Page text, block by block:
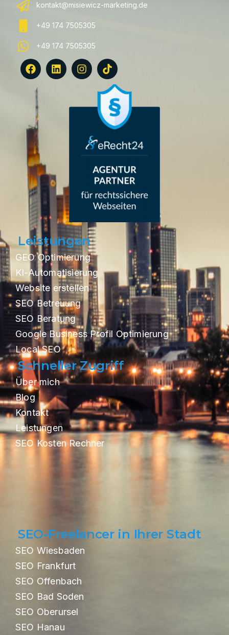
kontakt@misiewicz-marketing.de
+49 174 7505305
+49 174 7505305
Leistungen
GEO Optimierung
KI-Automatisierung
Website erstellen
SEO Betreuung
SEO Beratung
Google Business Profil Optimierung
Local SEO
Schneller Zugriff
Über mich
Blog
Kontakt
Leistungen
SEO Kosten Rechner
SEO-Freelancer in Ihrer Stadt
SEO Wiesbaden
SEO Frankfurt
SEO Offenbach
SEO Bad Soden
SEO Oberursel
SEO Hanau